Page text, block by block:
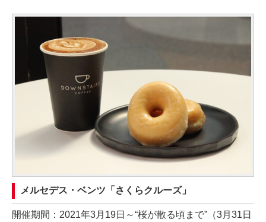
メルセデス・ベンツ「さくらクルーズ」
開催期間：2021年3月19日～“桜が散る頃まで”（3月31日